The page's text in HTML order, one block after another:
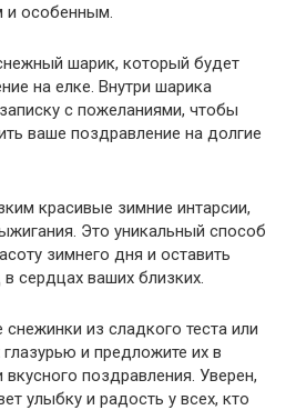
и особенным.
шарик, который будет
на елке. Внутри шарика
с пожеланиями, чтобы
ваше поздравление на долгие
красивые зимние интарсии,
Это уникальный способ
зимнего дня и оставить
сердцах ваших близких.
снежинки из сладкого теста или
глазурью и предложите их в
поздравления. Уверен,
улыбку и радость у всех, кто